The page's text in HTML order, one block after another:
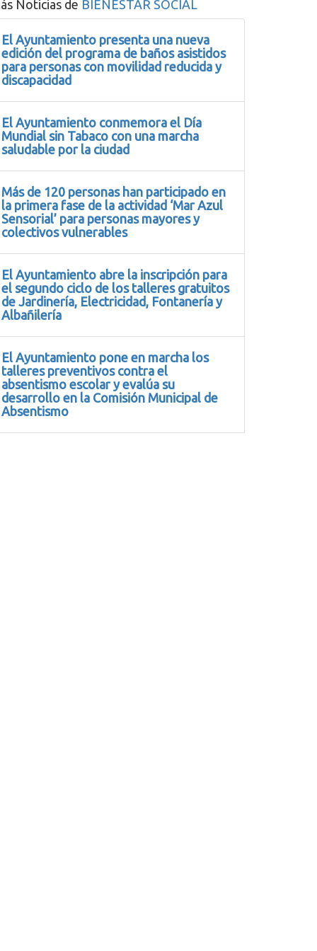
Noticias de BIENESTAR SOCIAL
El Ayuntamiento presenta una nueva
edición del programa de baños asistidos
para personas con movilidad reducida y
discapacidad
El Ayuntamiento conmemora el Día
Mundial sin Tabaco con una marcha
saludable por la ciudad
Más de 120 personas han participado en
la primera fase de la actividad ‘Mar Azul
Sensorial’ para personas mayores y
colectivos vulnerables
El Ayuntamiento abre la inscripción para
el segundo ciclo de los talleres gratuitos
de Jardinería, Electricidad, Fontanería y
Albañilería
El Ayuntamiento pone en marcha los
talleres preventivos contra el
absentismo escolar y evalúa su
desarrollo en la Comisión Municipal de
Absentismo